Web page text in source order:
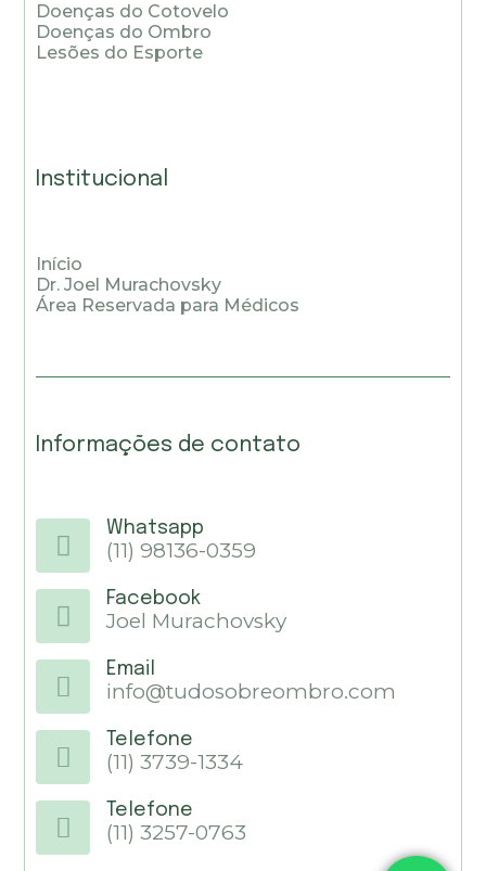
Doenças do Cotovelo
Doenças do Ombro
Lesões do Esporte
Institucional
Início
Dr. Joel Murachovsky
Área Reservada para Médicos
Informações de contato
Whatsapp
(11) 98136-0359
Facebook
Joel Murachovsky
Email
info@tudosobreombro.com
Telefone
(11) 3739-1334
Telefone
(11) 3257-0763